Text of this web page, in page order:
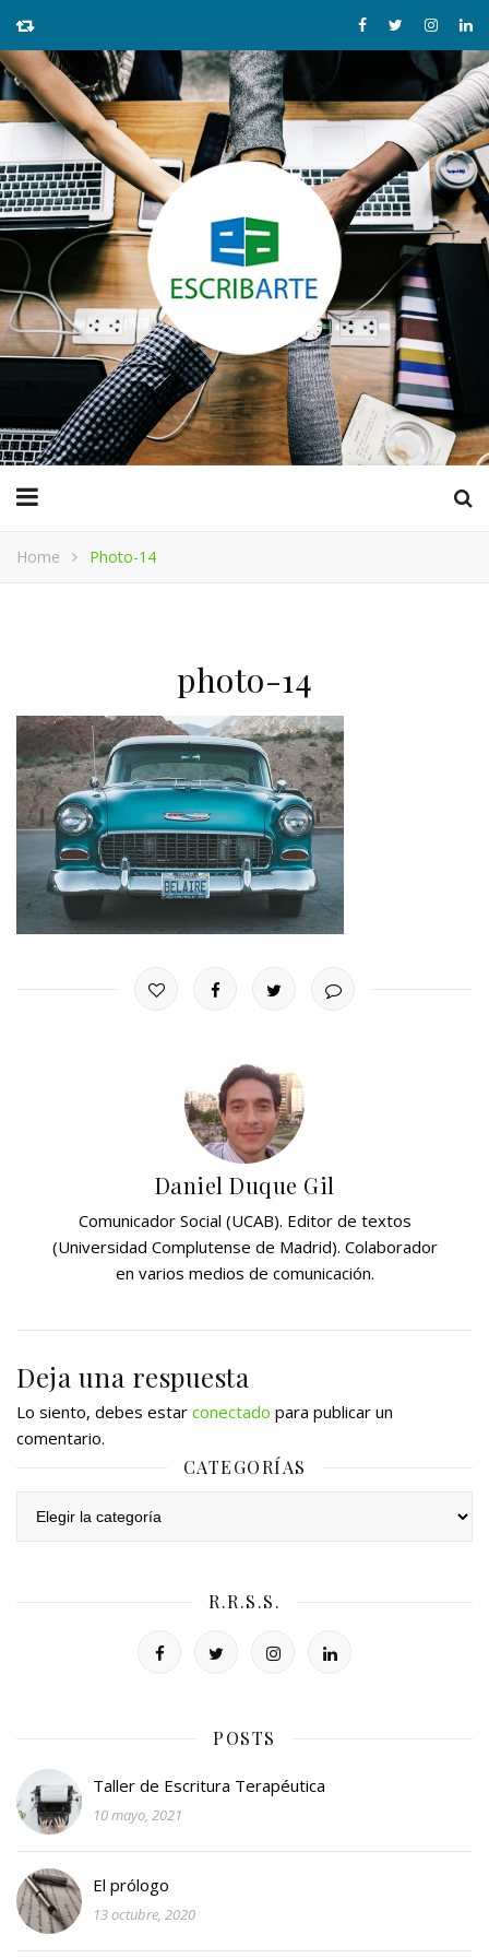
Home Photo-14
photo-14
Daniel Duque Gil
Comunicador Social (UCAB). Editor de textos
(Universidad Complutense de Madrid). Colaborador
en varios medios de comunicación.
Deja una respuesta
Lo siento, debes estar conectado para publicar un
comentario.
CATEGORÍAS
R.R.S.S.
POSTS
Taller de Escritura Terapéutica
10 mayo, 2021
El prólogo
13 octubre, 2020